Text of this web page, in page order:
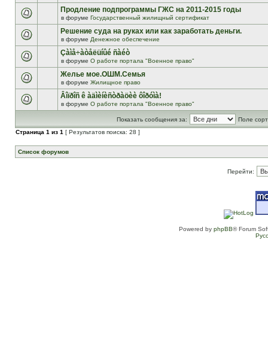
Продление подпрограммы ГЖС на 2011-2015 годы
в форуме Государственный жилищный сертификат
Решение суда на руках или как заработать деньги.
в форуме Денежное обеспечение
Çàìå÷àòåëüíûé ñàéò
в форуме О работе портала "Военное право"
Желье мое.ОШМ.Семья
в форуме Жилищное право
Âîïðîñ ê àäìèíèñòðàöèè ôîðóìà!
в форуме О работе портала "Военное право"
Показать сообщения за:
Поле
Страница 1 из 1 [ Результатов поиска: 28 ]
Список форумов
Перейти:
Powered by phpBB® Forum